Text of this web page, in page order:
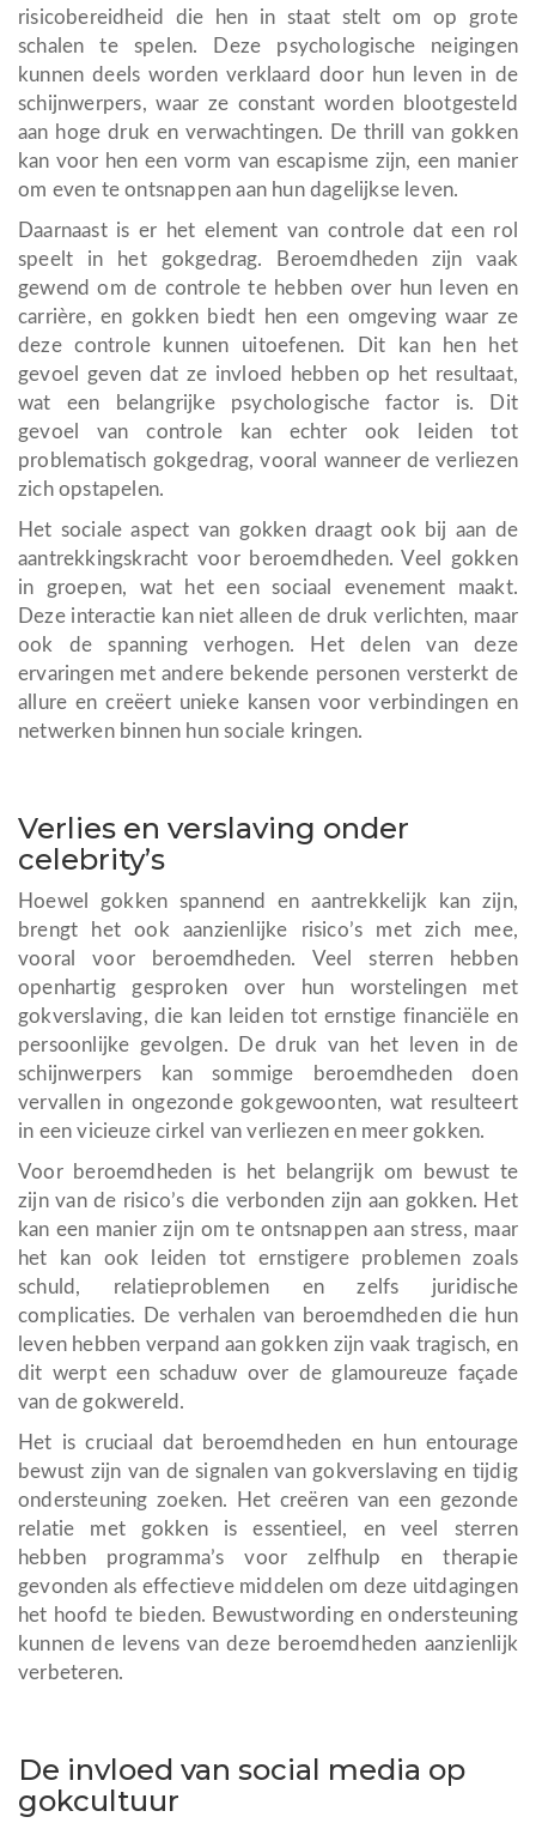
risicobereidheid die hen in staat stelt om op grote
schalen te spelen. Deze psychologische neigingen
kunnen deels worden verklaard door hun leven in de
schijnwerpers, waar ze constant worden blootgesteld
aan hoge druk en verwachtingen. De thrill van gokken
kan voor hen een vorm van escapisme zijn, een manier
om even te ontsnappen aan hun dagelijkse leven.
Daarnaast is er het element van controle dat een rol
speelt in het gokgedrag. Beroemdheden zijn vaak
gewend om de controle te hebben over hun leven en
carrière, en gokken biedt hen een omgeving waar ze
deze controle kunnen uitoefenen. Dit kan hen het
gevoel geven dat ze invloed hebben op het resultaat,
wat een belangrijke psychologische factor is. Dit
gevoel van controle kan echter ook leiden tot
problematisch gokgedrag, vooral wanneer de verliezen
zich opstapelen.
Het sociale aspect van gokken draagt ook bij aan de
aantrekkingskracht voor beroemdheden. Veel gokken
in groepen, wat het een sociaal evenement maakt.
Deze interactie kan niet alleen de druk verlichten, maar
ook de spanning verhogen. Het delen van deze
ervaringen met andere bekende personen versterkt de
allure en creëert unieke kansen voor verbindingen en
netwerken binnen hun sociale kringen.
Verlies en verslaving onder
celebrity’s
Hoewel gokken spannend en aantrekkelijk kan zijn,
brengt het ook aanzienlijke risico’s met zich mee,
vooral voor beroemdheden. Veel sterren hebben
openhartig gesproken over hun worstelingen met
gokverslaving, die kan leiden tot ernstige financiële en
persoonlijke gevolgen. De druk van het leven in de
schijnwerpers kan sommige beroemdheden doen
vervallen in ongezonde gokgewoonten, wat resulteert
in een vicieuze cirkel van verliezen en meer gokken.
Voor beroemdheden is het belangrijk om bewust te
zijn van de risico’s die verbonden zijn aan gokken. Het
kan een manier zijn om te ontsnappen aan stress, maar
het kan ook leiden tot ernstigere problemen zoals
schuld, relatieproblemen en zelfs juridische
complicaties. De verhalen van beroemdheden die hun
leven hebben verpand aan gokken zijn vaak tragisch, en
dit werpt een schaduw over de glamoureuze façade
van de gokwereld.
Het is cruciaal dat beroemdheden en hun entourage
bewust zijn van de signalen van gokverslaving en tijdig
ondersteuning zoeken. Het creëren van een gezonde
relatie met gokken is essentieel, en veel sterren
hebben programma’s voor zelfhulp en therapie
gevonden als effectieve middelen om deze uitdagingen
het hoofd te bieden. Bewustwording en ondersteuning
kunnen de levens van deze beroemdheden aanzienlijk
verbeteren.
De invloed van social media op
gokcultuur